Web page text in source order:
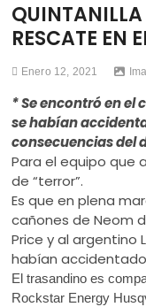
RESCATE EN
Enero 12, 2021
* Se encontró en el
se habían
consecuencias del
Para el equipo que
de “terror”.
Es que en plena
cañones de Neom
Price y al argentino
habían
El trasandino es
Rockstar Energy